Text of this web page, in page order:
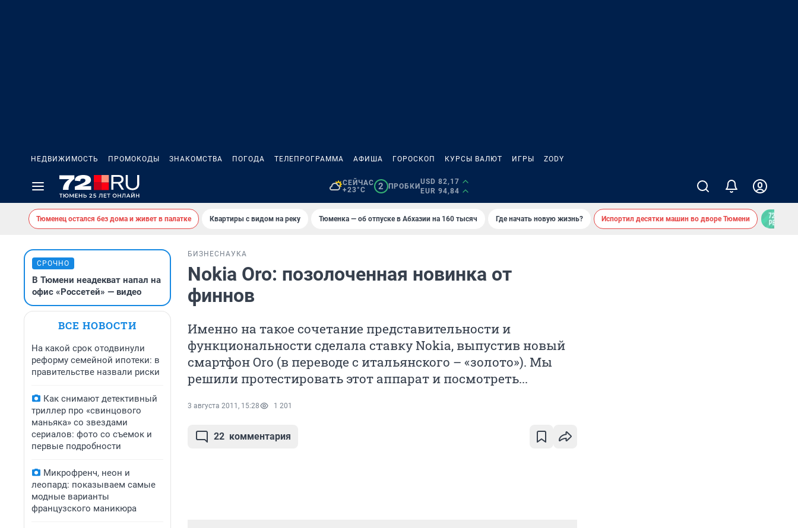
НЕДВИЖИМОСТЬ ПРОМОКОДЫ ЗНАКОМСТВА ПОГОДА ТЕЛЕПРОГРАММА АФИША ГОРОСКОП КУРСЫ ВАЛЮТ ИГРЫ ZODY
СЕЙЧАС
+23°C
2 ПРОБКИ
USD 82,17
EUR 94,84
Тюменец остался без дома и живет в палатке Квартиры с видом на реку Тюменка — об отпуске в Абхазии на 160 тысяч Где начать новую жизнь? Испортил десятки машин во дворе Тюмени
СРОЧНО
В Тюмени неадекват напал на
офис «Россетей» — видео
ВСЕ НОВОСТИ
На какой срок отодвинули
реформу семейной ипотеки: в
правительстве назвали риски
Как снимают детективный
триллер про «свинцового
маньяка» со звездами
сериалов: фото со съемок и
первые подробности
Микрофренч, неон и
леопард: показываем самые
модные варианты
французского маникюра
БИЗНЕС НАУКА
Nokia Oro: позолоченная новинка от
финнов
Именно на такое сочетание представительности и
функциональности сделала ставку Nokia, выпустив новый
смартфон Oro (в переводе с итальянского – «золото»). Мы
решили протестировать этот аппарат и посмотреть...
3 августа 2011, 15:28 1 201
22 комментария